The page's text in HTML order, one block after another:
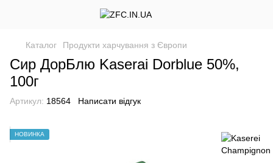
Каталог Продукти харчування з Європи
Сир ДорБлю Kaserai Dorblue 50%,
100г
Артикул: 18564 Написати відгук
НОВИНКА